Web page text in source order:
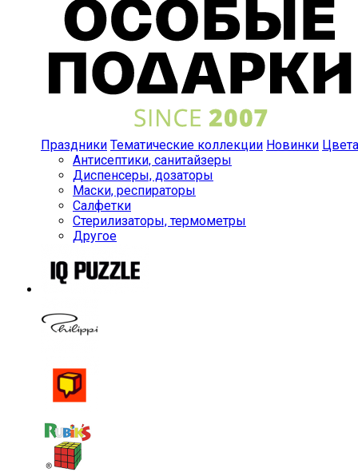
Праздники Тематические коллекции Новинки Цвета
Антисептики, санитайзеры
Диспенсеры, дозаторы
Маски, респираторы
Салфетки
Стерилизаторы, термометры
Другое